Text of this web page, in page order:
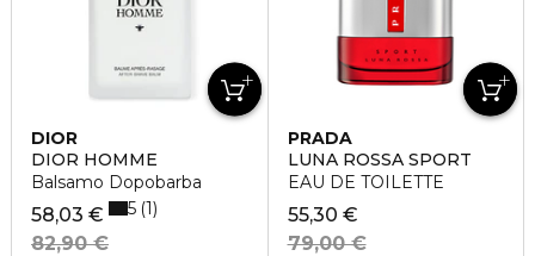
DIOR
DIOR HOMME
Balsamo Dopobarba
58,03 €
82,90 €
5 1
PRADA
LUNA ROSSA SPORT
EAU DE TOILETTE
55,30 €
79,00 €